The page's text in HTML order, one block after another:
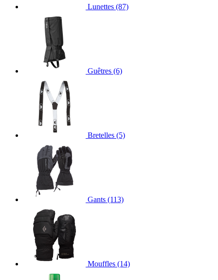
Lunettes (87)
Guêtres (6)
Bretelles (5)
Gants (113)
Mouffles (14)